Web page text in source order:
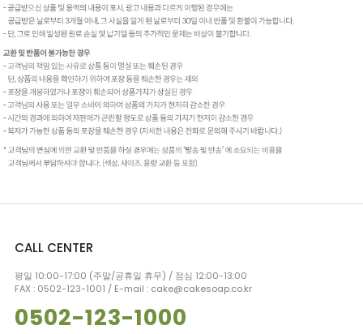
CALL CENTER
평일 10:00-17:00 (주말/공휴일 휴무) / 점심 12:00-13:00
FAX : 0502-123-1001 / E-mail : cake@cakesoap.co.kr
0502-123-1000